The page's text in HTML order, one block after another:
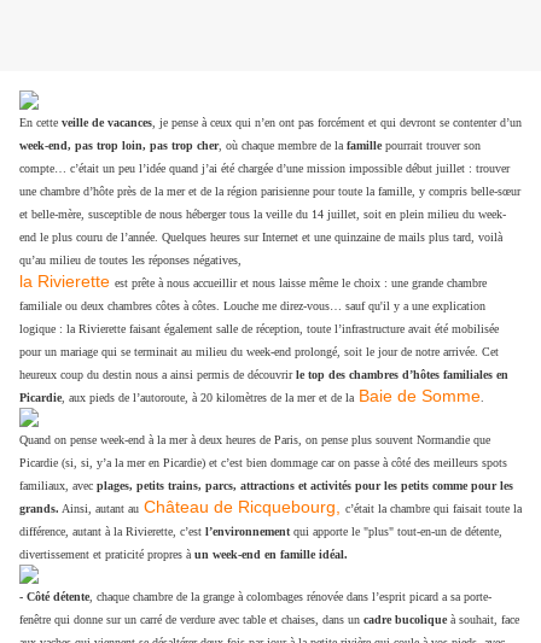
En cette veille de vacances , je pense à ceux qui n’en ont pas forcément et qui devront se contenter d’un
week-end, pas trop loin, pas trop cher, où chaque membre de la famille pourrait trouver son
compte… c’était un peu l’idée quand j’ai été chargée d’une mission impossible début juillet : trouver
une chambre d’hôte près de la mer et de la région parisienne pour toute la famille, y compris belle-sœur
et belle-mère, susceptible de nous héberger tous la veille du 14 juillet, soit en plein milieu du week-
end le plus couru de l’année. Quelques heures sur Internet et une quinzaine de mails plus tard, voilà
qu’au milieu de toutes les réponses négatives,
la Rivierette est prête à nous accueillir et nous laisse même le choix : une grande chambre
familiale ou deux chambres côtes à côtes. Louche me direz-vous… sauf qu'il y a une explication
logique : la Rivierette faisant également salle de réception, toute l’infrastructure avait été mobilisée
pour un mariage qui se terminait au milieu du week-end prolongé, soit le jour de notre arrivée. Cet
heureux coup du destin nous a ainsi permis de découvrirle top des chambres d’hôtes familiales en
Picardie , aux pieds de l’autoroute, à 20 kilomètres de la mer et de la Baie de Somme
Quand on pense week-end à la mer à deux heures de Paris, on pense plus souvent Normandie que
Picardie (si, si, y’a la mer en Picardie) et c’est bien dommage car on passe à côté des meilleurs spots
familiaux, avec plages, petits trains, parcs, attractions et activités pour les petits comme pour les
grands. Ainsi, autant au Château de Ricquebourg,
c’était la chambre qui faisait toute la
différence, autant à la Rivierette, c’est l’environnement qui apporte le "plus" tout-en-un de détente,
divertissement et praticité propres à un week-end en famille idéal.
- Côté détente , chaque chambre de la grange à colombages rénovée dans l’esprit picard a sa porte-
fenêtre qui donne sur un carré de verdure avec table et chaises, dans un cadre bucolique à souhait, face